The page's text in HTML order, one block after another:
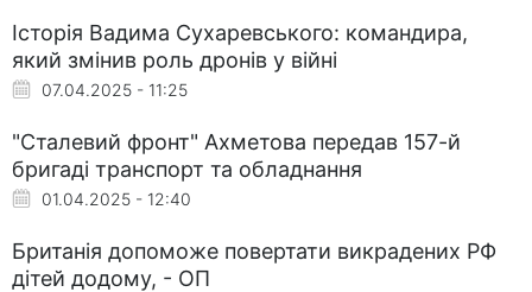
Історія Вадима Сухаревського: командира,
який змінив роль дронів у війні
07.04.2025 - 11:25
"Сталевий фронт" Ахметова передав 157-й
бригаді транспорт та обладнання
01.04.2025 - 12:40
Британія допоможе повертати викрадених РФ
дітей додому, - ОП